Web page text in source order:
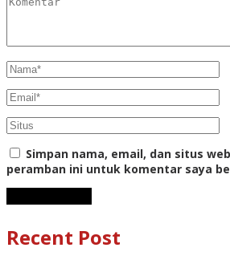
Simpan nama, email, dan situs
peramban ini untuk komentar saya
Recent Post